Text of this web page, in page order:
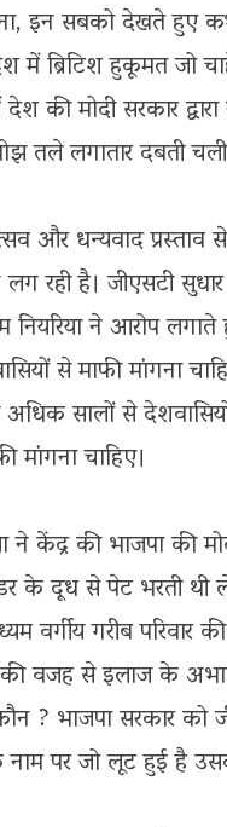
इन सबको देखते हुए
ब्रिटिश हुकूमत जो
देश की मोदी सरकार
तले लगातार दबती चली
और धन्यवाद
लग रही है। जीएसटी
नियरिया ने आरोप
से माफी
अधिक सालों से
चाहिए।
ने केंद्र की भाजपा
दूध से पेट भरती थी
गरीब परिवार
वजह से इलाज के
? भाजपा सरकार को
पर जो लूट हुई है